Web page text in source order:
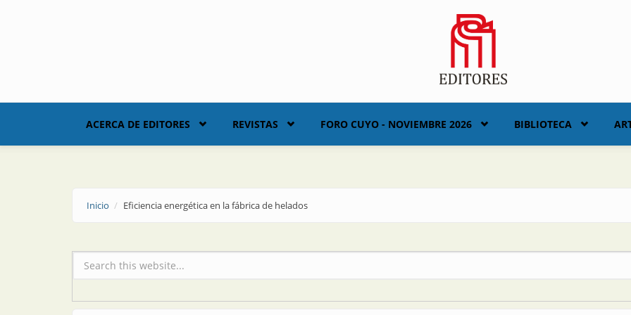
ACERCA DE EDITORES REVISTAS FORO CUYO - NOVIEMBRE 2026 BIBLIOTECA
Inicio Eficiencia energética en la fábrica de helados
Formulario de búsqueda